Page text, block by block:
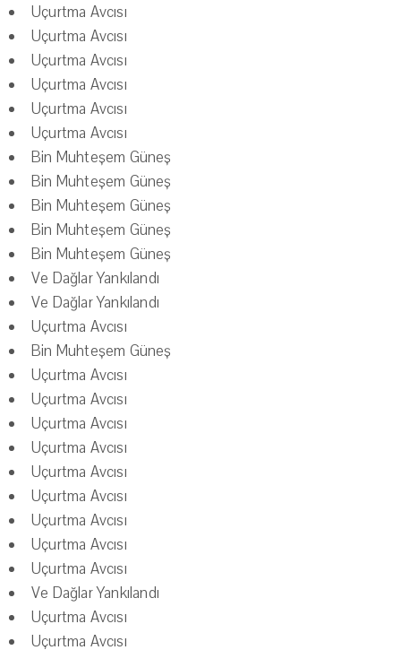
Uçurtma Avcısı
Uçurtma Avcısı
Uçurtma Avcısı
Uçurtma Avcısı
Uçurtma Avcısı
Uçurtma Avcısı
Bin Muhteşem Güneş
Bin Muhteşem Güneş
Bin Muhteşem Güneş
Bin Muhteşem Güneş
Bin Muhteşem Güneş
Ve Dağlar Yankılandı
Ve Dağlar Yankılandı
Uçurtma Avcısı
Bin Muhteşem Güneş
Uçurtma Avcısı
Uçurtma Avcısı
Uçurtma Avcısı
Uçurtma Avcısı
Uçurtma Avcısı
Uçurtma Avcısı
Uçurtma Avcısı
Uçurtma Avcısı
Uçurtma Avcısı
Ve Dağlar Yankılandı
Uçurtma Avcısı
Uçurtma Avcısı